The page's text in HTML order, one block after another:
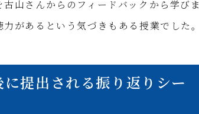
山さんからのフィードバックから学びま
があるという気づきもある授業でした。
提出される振り返りシー